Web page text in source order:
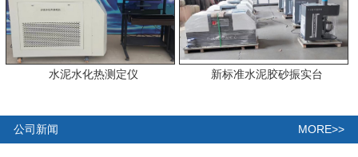
水泥水化热测定仪 新标准水泥胶砂振实台
公司新闻 MORE>>